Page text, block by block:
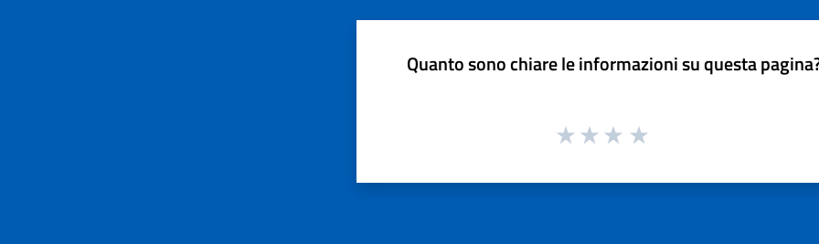
Quanto sono chiare le informazioni su questa